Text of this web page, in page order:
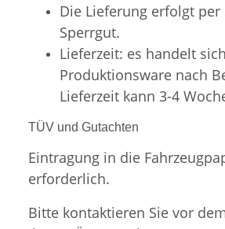
Die Lieferung erfolgt per
Sperrgut.
Lieferzeit: es handelt
Produktionsware nach
Lieferzeit kann 3-4
TÜV und Gutachten
Eintragung in die
erforderlich.
Bitte kontaktieren Sie vor